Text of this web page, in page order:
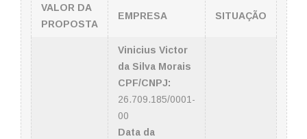
VALOR DA
PROPOSTA
EMPRESA SITUAÇÃO
Vinicius Victor
da Silva Morais
CPF/CNPJ:
26.709.185/0001-
00
Data da